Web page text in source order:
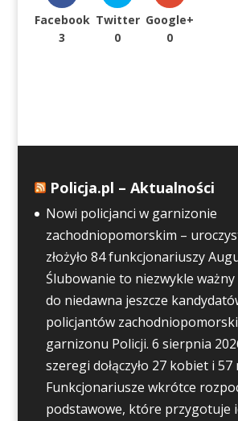
Facebook
3
Twitter
0
Google+
0
Policja.pl – Aktualności
Nowi policjanci w garnizonie
zachodniopomorskim –
złożyło 84 funkcjonariuszy
Ślubowanie to niezwykle
do niedawna jeszcze
policjantów
garnizonu Policji. 6 sierpnia
szeregi dołączyło 27 kobiet i 57
Funkcjonariusze wkrótce
podstawowe, które przygotuje